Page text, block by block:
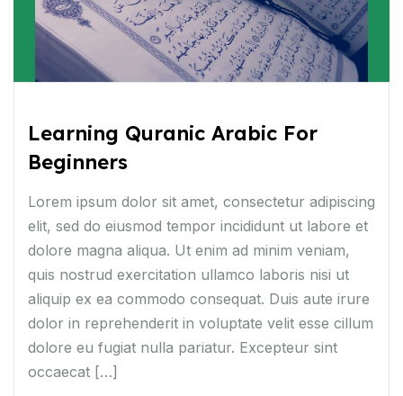
Learning Quranic Arabic For
Beginners
Lorem ipsum dolor sit amet, consectetur adipiscing
elit, sed do eiusmod tempor incididunt ut labore et
dolore magna aliqua. Ut enim ad minim veniam,
quis nostrud exercitation ullamco laboris nisi ut
aliquip ex ea commodo consequat. Duis aute irure
dolor in reprehenderit in voluptate velit esse cillum
dolore eu fugiat nulla pariatur. Excepteur sint
occaecat […]